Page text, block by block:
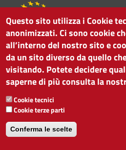
Questo sito utilizza i Cookie
anonimizzati. Ci sono cookie
all’interno del nostro sito e
da un sito diverso da quello
visitando. Potete decidere
saperne di più consulta la
Cookie tecnici
Cookie terze parti
Conferma le scelte